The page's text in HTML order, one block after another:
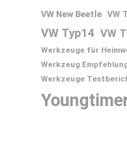
VW New Beetle VW
VW Typ14 VW
Werkzeuge für
Werkzeug
Werkzeuge